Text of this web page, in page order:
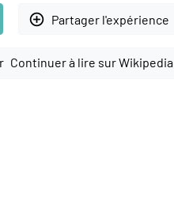
add_circle_outline Partager l'expérience
Continuer à lire sur Wikipedia